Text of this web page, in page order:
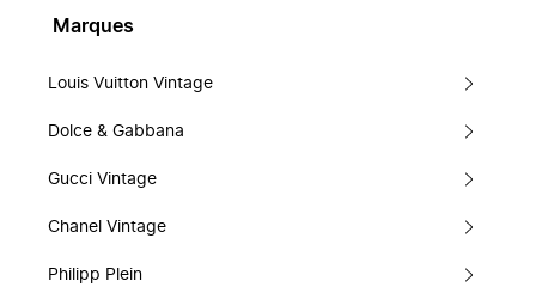
Marques
Louis Vuitton Vintage
Dolce & Gabbana
Gucci Vintage
Chanel Vintage
Philipp Plein